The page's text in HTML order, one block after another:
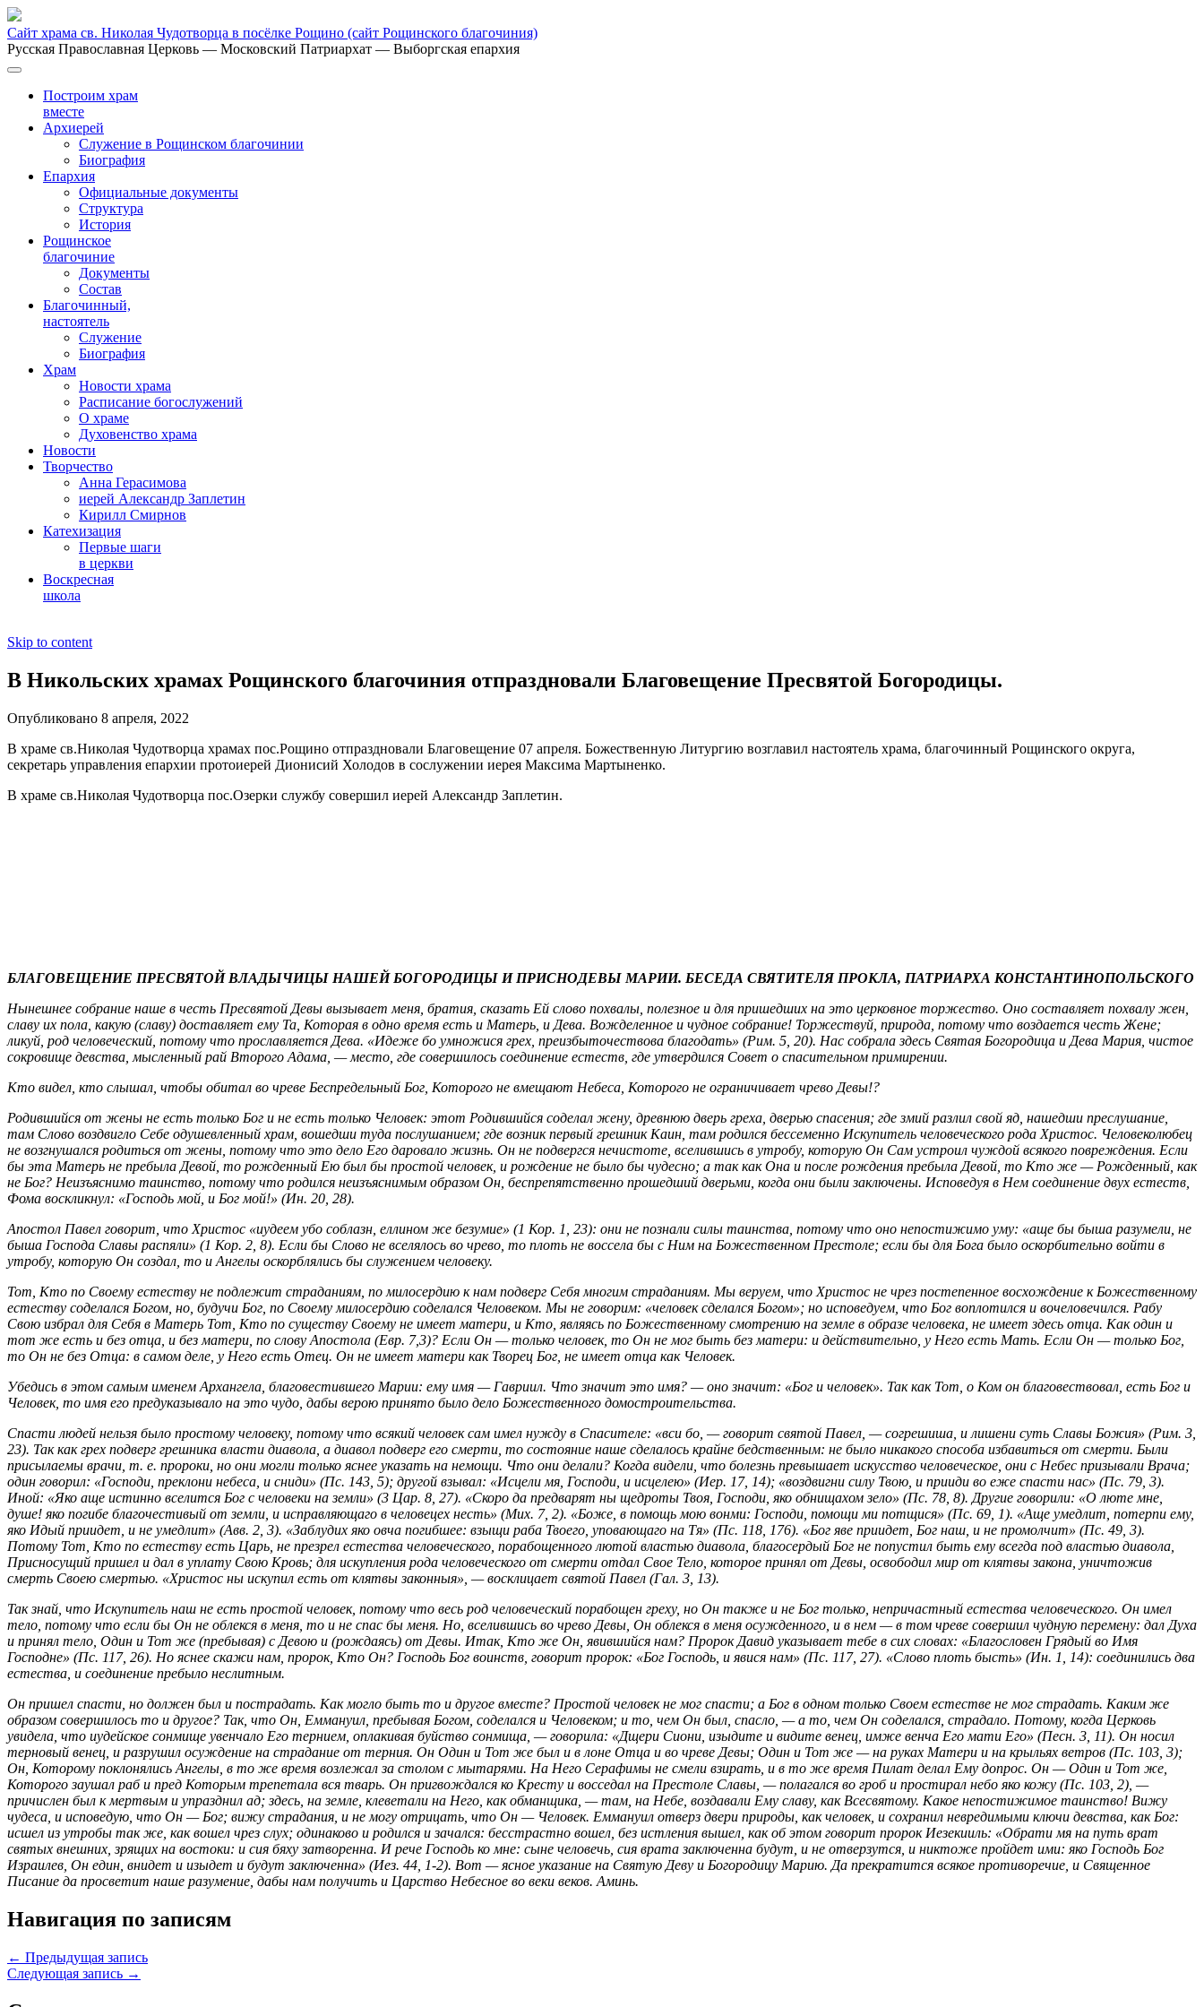
Сайт храма св. Николая Чудотворца в посёлке Рощино (сайт Рощинского благочиния)
Русская Православная Церковь — Московский Патриархат — Выборгская епархия
Построим храм
вместе
Архиерей
Служение в Рощинском благочинии
Биография
Епархия
Официальные документы
Структура
История
Рощинское
благочиние
Документы
Состав
Благочинный,
настоятель
Служение
Биография
Храм
Новости храма
Расписание богослужений
О храме
Духовенство храма
Новости
Творчество
Анна Герасимова
иерей Александр Заплетин
Кирилл Смирнов
Катехизация
Первые шаги
в церкви
Воскресная
школа
Skip to content
В Никольских храмах Рощинского благочиния отпраздновали Благовещение Пресвятой Богородицы.
Опубликовано 8 апреля, 2022
В храме св.Николая Чудотворца храмах пос.Рощино отпраздновали Благовещение 07 апреля. Божественную Литургию возглавил настоятель храма, благочинный Рощинского округа,
секретарь управления епархии протоиерей Дионисий Холодов в сослужении иерея Максима Мартыненко.
В храме св.Николая Чудотворца пос.Озерки службу совершил иерей Александр Заплетин.
БЛАГОВЕЩЕНИЕ ПРЕСВЯТОЙ ВЛАДЫЧИЦЫ НАШЕЙ БОГОРОДИЦЫ И ПРИСНОДЕВЫ МАРИИ. БЕСЕДА СВЯТИТЕЛЯ ПРОКЛА, ПАТРИАРХА КОНСТАНТИНОПОЛЬСКОГО
Нынешнее собрание наше в честь Пресвятой Девы вызывает меня, братия, сказать Ей слово похвалы, полезное и для пришедших на это церковное торжество. Оно составляет похвалу жен,
славу их пола, какую (славу) доставляет ему Та, Которая в одно время есть и Матерь, и Дева. Вожделенное и чудное собрание! Торжествуй, природа, потому что воздается честь Жене;
ликуй, род человеческий, потому что прославляется Дева. «Идеже бо умножися грех, преизбыточествова благодать» (Рим. 5, 20). Нас собрала здесь Святая Богородица и Дева Мария, чистое
сокровище девства, мысленный рай Второго Адама, — место, где совершилось соединение естеств, где утвердился Совет о спасительном примирении.
Кто видел, кто слышал, чтобы обитал во чреве Беспредельный Бог, Которого не вмещают Небеса, Которого не ограничивает чрево Девы!?
Родившийся от жены не есть только Бог и не есть только Человек: этот Родившийся соделал жену, древнюю дверь греха, дверью спасения; где змий разлил свой яд, нашедши преслушание,
там Слово воздвигло Себе одушевленный храм, вошедши туда послушанием; где возник первый грешник Каин, там родился бессеменно Искупитель человеческого рода Христос. Человеколюбец
не возгнушался родиться от жены, потому что это дело Его даровало жизнь. Он не подвергся нечистоте, вселившись в утробу, которую Он Сам устроил чуждой всякого повреждения. Если
бы эта Матерь не пребыла Девой, то рожденный Ею был бы простой человек, и рождение не было бы чудесно; а так как Она и после рождения пребыла Девой, то Кто же — Рожденный, как
не Бог? Неизъяснимо таинство, потому что родился неизъяснимым образом Он, беспрепятственно прошедший дверьми, когда они были заключены. Исповедуя в Нем соединение двух естеств,
Фома воскликнул: «Господь мой, и Бог мой!» (Ин. 20, 28).
Апостол Павел говорит, что Христос «иудеем убо соблазн, еллином же безумие» (1 Кор. 1, 23): они не познали силы таинства, потому что оно непостижимо уму: «аще бы быша разумели, не
быша Господа Славы распяли» (1 Кор. 2, 8). Если бы Слово не вселялось во чрево, то плоть не воссела бы с Ним на Божественном Престоле; если бы для Бога было оскорбительно войти в
утробу, которую Он создал, то и Ангелы оскорблялись бы служением человеку.
Тот, Кто по Своему естеству не подлежит страданиям, по милосердию к нам подверг Себя многим страданиям. Мы веруем, что Христос не чрез постепенное восхождение к Божественному
естеству соделался Богом, но, будучи Бог, по Своему милосердию соделался Человеком. Мы не говорим: «человек сделался Богом»; но исповедуем, что Бог воплотился и вочеловечился. Рабу
Свою избрал для Себя в Матерь Тот, Кто по существу Своему не имеет матери, и Кто, являясь по Божественному смотрению на земле в образе человека, не имеет здесь отца. Как один и
тот же есть и без отца, и без матери, по слову Апостола (Евр. 7,3)? Если Он — только человек, то Он не мог быть без матери: и действительно, у Него есть Мать. Если Он — только Бог,
то Он не без Отца: в самом деле, у Него есть Отец. Он не имеет матери как Творец Бог, не имеет отца как Человек.
Убедись в этом самым именем Архангела, благовестившего Марии: ему имя — Гавриил. Что значит это имя? — оно значит: «Бог и человек». Так как Тот, о Ком он благовествовал, есть Бог и
Человек, то имя его предуказывало на это чудо, дабы верою принято было дело Божественного домостроительства.
Спасти людей нельзя было простому человеку, потому что всякий человек сам имел нужду в Спасителе: «вси бо, — говорит святой Павел, — согрешиша, и лишени суть Славы Божия» (Рим. 3,
23). Так как грех подверг грешника власти диавола, а диавол подверг его смерти, то состояние наше сделалось крайне бедственным: не было никакого способа избавиться от смерти. Были
присылаемы врачи, т. е. пророки, но они могли только яснее указать на немощи. Что они делали? Когда видели, что болезнь превышает искусство человеческое, они с Небес призывали Врача;
один говорил: «Господи, преклони небеса, и сниди» (Пс. 143, 5); другой взывал: «Исцели мя, Господи, и исцелею» (Иер. 17, 14); «воздвигни силу Твою, и прииди во еже спасти нас» (Пс. 79, 3).
Иной: «Яко аще истинно вселится Бог с человеки на земли» (3 Цар. 8, 27). «Скоро да предварят ны щедроты Твоя, Господи, яко обнищахом зело» (Пс. 78, 8). Другие говорили: «О люте мне,
душе! яко погибе благочестивый от земли, и исправляющаго в человецех несть» (Мих. 7, 2). «Боже, в помощь мою вонми: Господи, помощи ми потщися» (Пс. 69, 1). «Аще умедлит, потерпи ему,
яко Идый приидет, и не умедлит» (Авв. 2, 3). «Заблудих яко овча погибшее: взыщи раба Твоего, уповающаго на Тя» (Пс. 118, 176). «Бог яве приидет, Бог наш, и не промолчит» (Пс. 49, 3).
Потому Тот, Кто по естеству есть Царь, не презрел естества человеческого, порабощенного лютой властью диавола, благосердый Бог не попустил быть ему всегда под властью диавола,
Присносущий пришел и дал в уплату Свою Кровь; для искупления рода человеческого от смерти отдал Свое Тело, которое принял от Девы, освободил мир от клятвы закона, уничтожив
смерть Своею смертью. «Христос ны искупил есть от клятвы законныя», — восклицает святой Павел (Гал. 3, 13).
Так знай, что Искупитель наш не есть простой человек, потому что весь род человеческий порабощен греху, но Он также и не Бог только, непричастный естества человеческого. Он имел
тело, потому что если бы Он не облекся в меня, то и не спас бы меня. Но, вселившись во чрево Девы, Он облекся в меня осужденного, и в нем — в том чреве совершил чудную перемену: дал Духа
и принял тело, Один и Тот же (пребывая) с Девою и (рождаясь) от Девы. Итак, Кто же Он, явившийся нам? Пророк Давид указывает тебе в сих словах: «Благословен Грядый во Имя
Господне» (Пс. 117, 26). Но яснее скажи нам, пророк, Кто Он? Господь Бог воинств, говорит пророк: «Бог Господь, и явися нам» (Пс. 117, 27). «Слово плоть бысть» (Ин. 1, 14): соединились два
естества, и соединение пребыло неслитным.
Он пришел спасти, но должен был и пострадать. Как могло быть то и другое вместе? Простой человек не мог спасти; а Бог в одном только Своем естестве не мог страдать. Каким же
образом совершилось то и другое? Так, что Он, Еммануил, пребывая Богом, соделался и Человеком; и то, чем Он был, спасло, — а то, чем Он соделался, страдало. Потому, когда Церковь
увидела, что иудейское сонмище увенчало Его тернием, оплакивая буйство сонмища, — говорила: «Дщери Сиони, изыдите и видите венец, имже венча Его мати Его» (Песн. 3, 11). Он носил
терновый венец, и разрушил осуждение на страдание от терния. Он Один и Тот же был и в лоне Отца и во чреве Девы; Один и Тот же — на руках Матери и на крыльях ветров (Пс. 103, 3);
Он, Которому поклонялись Ангелы, в то же время возлежал за столом с мытарями. На Него Серафимы не смели взирать, и в то же время Пилат делал Ему допрос. Он — Один и Тот же,
Которого заушал раб и пред Которым трепетала вся тварь. Он пригвождался ко Кресту и восседал на Престоле Славы, — полагался во гроб и простирал небо яко кожу (Пс. 103, 2), —
причислен был к мертвым и упразднил ад; здесь, на земле, клеветали на Него, как обманщика, — там, на Небе, воздавали Ему славу, как Всесвятому. Какое непостижимое таинство! Вижу
чудеса, и исповедую, что Он — Бог; вижу страдания, и не могу отрицать, что Он — Человек. Еммануил отверз двери природы, как человек, и сохранил невредимыми ключи девства, как Бог:
исшел из утробы так же, как вошел чрез слух; одинаково и родился и зачался: бесстрастно вошел, без истления вышел, как об этом говорит пророк Иезекииль: «Обрати мя на путь врат
святых внешних, зрящих на востоки: и сия бяху затворенна. И рече Господь ко мне: сыне человечь, сия врата заключенна будут, и не отверзутся, и никтоже пройдет ими: яко Господь Бог
Израилев, Он един, внидет и изыдет и будут заключенна» (Иез. 44, 1-2). Вот — ясное указание на Святую Деву и Богородицу Марию. Да прекратится всякое противоречие, и Священное
Писание да просветит наше разумение, дабы нам получить и Царство Небесное во веки веков. Аминь.
Навигация по записям
← Предыдущая запись
Следующая запись →